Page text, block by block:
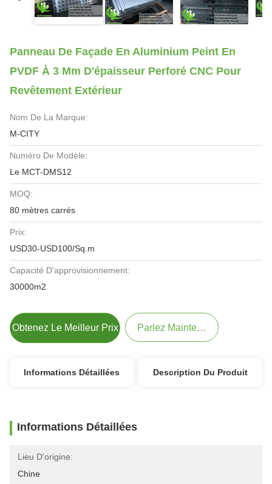
Panneau De Façade En Aluminium Peint En
PVDF À 3 Mm D'épaisseur Perforé CNC Pour
Revêtement Extérieur
Nom De La Marque:
M-CITY
Numéro De Modèle:
Le MCT-DMS12
MOQ:
80 mètres carrés
Prix:
USD30-USD100/Sq.m
Capacité D'approvisionnement:
30000m2
Obtenez Le Meilleur Prix Parlez Maintenant.
Informations Détaillées Description Du Produit
Informations Détaillées
Lieu D'origine:
Chine